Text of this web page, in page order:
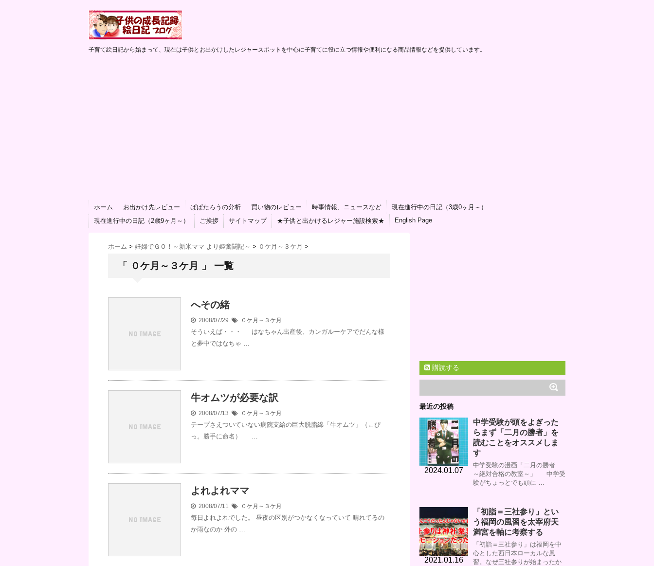
子育て絵日記から始まって、現在は子供とお出かけしたレジャースポットを中心に子育てに役に立つ情報や便利になる商品情報などを提供しています。
ホーム お出かけ先レビュー ぱぱたろうの分析 買い物のレビュー 時事情報、ニュースなど
現在進行中の日記（3歳0ヶ月～）
現在進行中の日記（2歳9ヶ月～）
ご挨拶 サイトマップ ★子供と出かけるレジャー施設検索★ English Page
ホーム > 妊婦でＧＯ！～新米ママ より姫奮闘記～ > ０ケ月～３ケ月 >
「 ０ケ月～３ケ月 」 一覧
へその緒
2008/07/29 ０ケ月～３ケ月
そういえば・・・ はなちゃん出産後、カンガルーケアでだんな様
と夢中ではなちゃ …
牛オムツが必要な訳
2008/07/13 ０ケ月～３ケ月
テープさえついていない病院支給の巨大脱脂綿「牛オムツ」（←ぴ
っ。勝手に命名） …
よれよれママ
2008/07/11 ０ケ月～３ケ月
毎日よれよれでした。 昼夜の区別がつかなくなっていて 晴れてるの
か雨なのか 外の …
購読する
最近の投稿
2024.01.07
中学受験が頭をよぎった
らまず「二月の勝者」を
読むことをオススメしま
す
中学受験の漫画「二月の勝者
～絶対合格の教室～」 中学受
験がちょっとでも頭に …
2021.01.16
「初詣＝三社参り」とい
う福岡の風習を太宰府天
満宮を軸に考察する
「初詣＝三社参り」は福岡を中
心とした西日本ローカルな風
習。なぜ三社参りが始まったか